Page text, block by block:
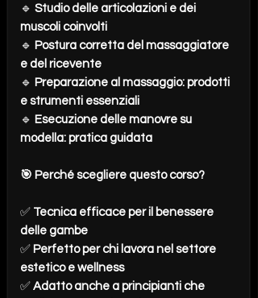
🔹 Studio delle articolazioni e dei
muscoli coinvolti
🔹 Postura corretta del massaggiatore
e del ricevente
🔹 Preparazione al massaggio: prodotti
e strumenti essenziali
🔹 Esecuzione delle manovre su
modella: pratica guidata
🎯 Perché scegliere questo corso?
✅ Tecnica efficace per il benessere
delle gambe
✅ Perfetto per chi lavora nel settore
estetico e wellness
✅ Adatto anche a principianti che